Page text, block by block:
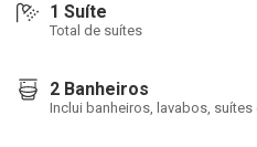
1 Suíte
Total de suítes
2 Banheiros
Inclui banheiros, lavabos,